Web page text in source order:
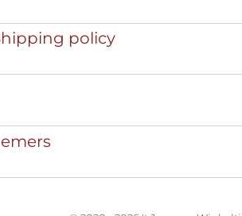
policy